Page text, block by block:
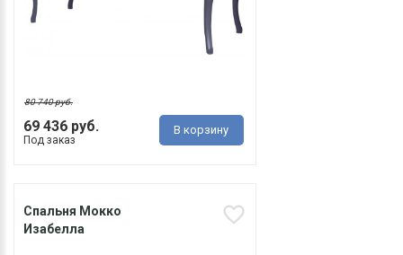
69 436 руб.
80 740 руб.
Под заказ
В корзину
Спальня Мокко
Изабелла